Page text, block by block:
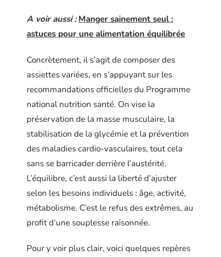
A voir aussi : Manger sainement seul :
astuces pour une alimentation équilibrée
Concrètement, il s’agit de composer des
assiettes variées, en s’appuyant sur les
recommandations officielles du Programme
national nutrition santé. On vise la
préservation de la masse musculaire, la
stabilisation de la glycémie et la prévention
des maladies cardio-vasculaires, tout cela
sans se barricader derrière l’austérité.
L’équilibre, c’est aussi la liberté d’ajuster
selon les besoins individuels : âge, activité,
métabolisme. C’est le refus des extrêmes, au
profit d’une souplesse raisonnée.
Pour y voir plus clair, voici quelques repères